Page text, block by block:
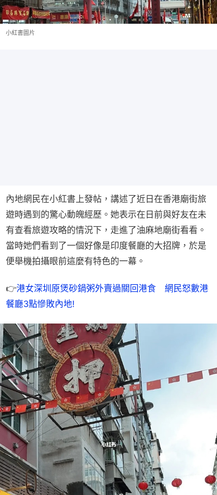
小紅書圖片
內地網民在小紅書上發帖，講述了近日在香港廟街旅
遊時遇到的驚心動魄經歷。她表示在日前與好友在未
有查看旅遊攻略的情況下，走進了油麻地廟街看看。
當時她們看到了一個好像是印度餐廳的大招牌，於是
便舉機拍攝眼前這麼有特色的一幕。
👉港女深圳原煲砂鍋粥外賣過關回港食　網民怒數港
餐廳3點慘敗內地!